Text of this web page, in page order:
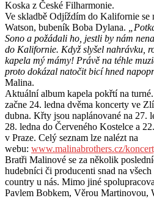
Koska z České Filharmonie.
Ve skladbě Odjíždím do Kalifornie se
Watson, bubeník Boba Dylana.
Sono a požádali ho, jestli by nám
do Kalifornie. Když slyšel nahrávku,
kapela mý mámy! Právě na téhle
proto dokázal natočit bicí hned
Malina.
Aktuální album kapela pokřtí na
začne 24. ledna dvěma koncerty ve
dubna. Křty jsou naplánované na 27.
28. ledna do Červeného Kostelce a
v Praze. Celý seznam lze nalézt na
webu: www.malinabrothers.cz/
Bratři Malinové se za několik
hudebníci či producenti snad na
country u nás. Mimo jiné
Pavlem Bobkem, Věrou Martinovou,